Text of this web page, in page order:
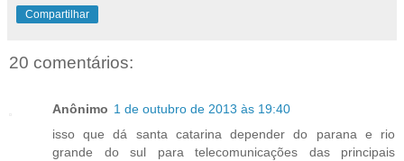
Compartilhar
20 comentários:
Anônimo 1 de outubro de 2013 às 19:40
isso que dá santa catarina depender do parana e rio
grande do sul para telecomunicações das principais